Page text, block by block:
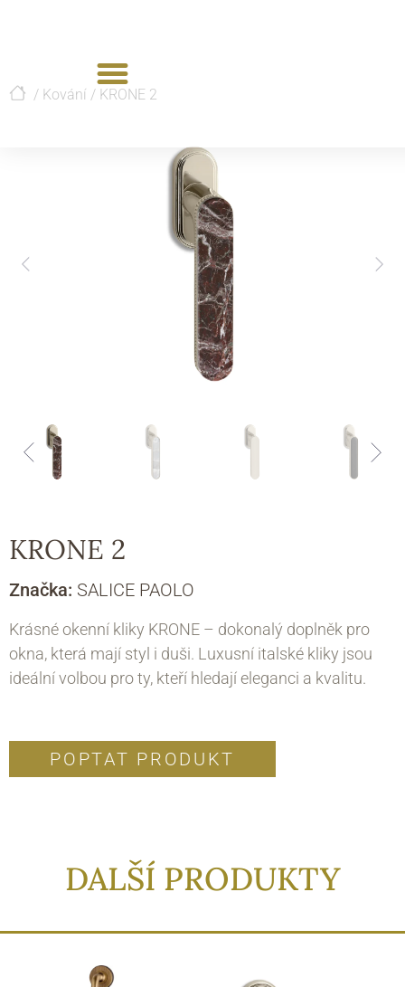
/ Kování / KRONE 2
KRONE 2
Značka: SALICE PAOLO
Krásné okenní kliky KRONE – dokonalý doplněk pro
okna, která mají styl i duši. Luxusní italské kliky jsou
ideální volbou pro ty, kteří hledají eleganci a kvalitu.
POPTAT PRODUKT
DALŠÍ PRODUKTY